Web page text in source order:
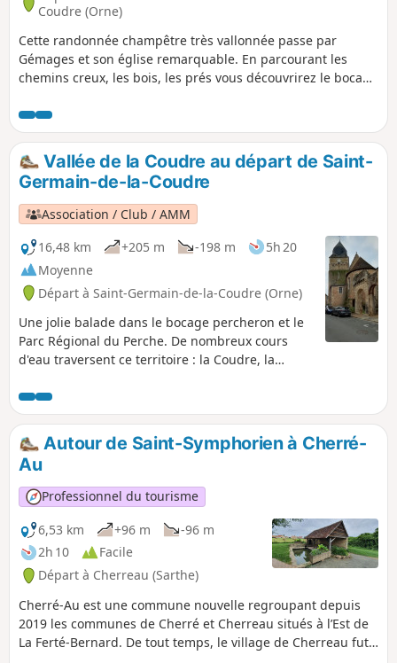
Coudre (Orne)
Cette randonnée champêtre très vallonnée passe par
Gémages et son église remarquable. En parcourant les
chemins creux, les bois, les prés vous découvrirez le bocage
Saint-Germain.
Vallée de la Coudre au départ de Saint-
Germain-de-la-Coudre
Association / Club / AMM
16,48 km
+205 m -198 m
5h 20
Moyenne
Départ à Saint-Germain-de-la-Coudre (Orne)
Une jolie balade dans le bocage percheron et le
Parc Régional du Perche. De nombreux cours
d'eau traversent ce territoire : la Coudre, la
jeter dans l'Huisnes. Le parcours vallonné
emprunte de beaux chemins creux bordés de
trognes.Autour de Saint-Symphorien à Cherré-
Au
Professionnel du tourisme
6,53 km
+96 m
-96 m
2h 10
Facile
Départ à Cherreau (Sarthe)
Cherré-Au est une commune nouvelle regroupant depuis
2019 les communes de Cherré et Cherreau situés à l’Est de
La Ferté-Bernard. De tout temps, le village de Cherreau fut